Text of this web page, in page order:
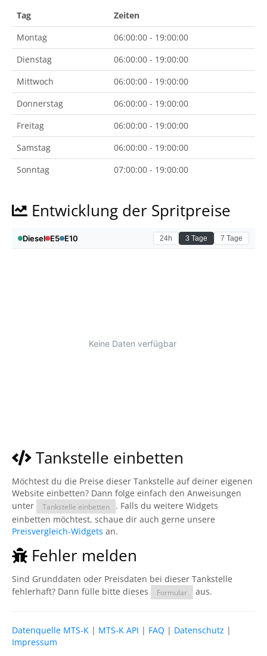
Tag
Zeiten
Montag
06:00:00 - 19:00:00
Dienstag
06:00:00 - 19:00:00
Mittwoch
06:00:00 - 19:00:00
Donnerstag
06:00:00 - 19:00:00
Freitag
06:00:00 - 19:00:00
Samstag
06:00:00 - 19:00:00
Sonntag
07:00:00 - 19:00:00
Entwicklung der Spritpreise
Tankstelle einbetten
Möchtest du die Preise dieser Tankstelle auf deiner eigenen
Website einbetten? Dann folge einfach den Anweisungen
unter
Tankstelle einbetten
. Falls du weitere Widgets
einbetten möchtest, schaue dir auch gerne unsere
Preisvergleich-Widgets an.
Fehler melden
Sind Grunddaten oder Preisdaten bei dieser Tankstelle
fehlerhaft? Dann fülle bitte dieses
Formular aus.
Datenquelle MTS-K | MTS-K API | FAQ | Datenschutz |
Impressum